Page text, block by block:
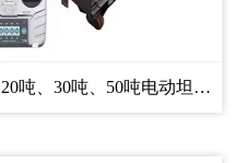
四川20吨、30吨、50吨电动坦克搬...